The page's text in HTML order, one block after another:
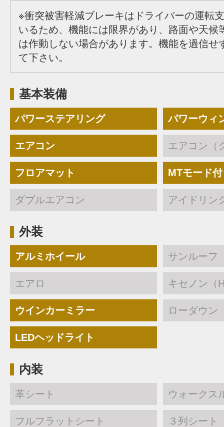
※衝突被害軽減ブレーキはドライバーの運転
いるため、機能には限界があり、路面や天候
は作動しない場合があります。機能を過信せ
て下さい。
基本装備
パワーステアリング パワーウィ
エアコン エアコン（
フロアマット MTモード
ダブルエアコン アイドリン
外装
アルミホイール サンルーフ
エアロ キセノン（
ウインカーミラー ローダウン
LEDヘッドライト
内装
革シート ウォークス
フルフラットシート ３列シート